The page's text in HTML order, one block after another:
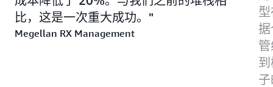
比，这是一次重大成功。
Megellan RX Management